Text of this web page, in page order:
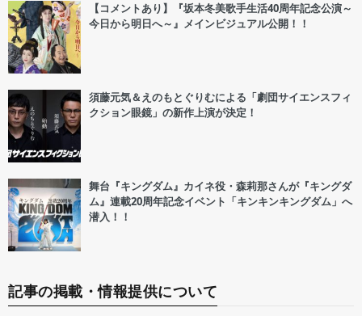
【コメントあり】『坂本冬美歌手生活40周年記念公演～
今日から明日へ～』メインビジュアル公開！！
須藤元気＆えのもとぐりむによる「劇団サイエンスフィ
クション眼鏡」の新作上演が決定！
舞台『キングダム』カイネ役・森莉那さんが『キングダ
ム』連載20周年記念イベント「キンキンキングダム」へ
潜入！！
記事の掲載・情報提供について